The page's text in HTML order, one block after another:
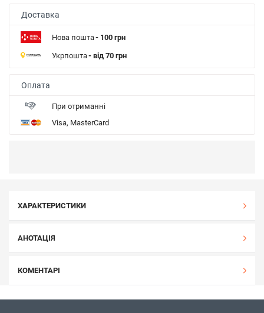
Доставка
Нова пошта- 100 грн
Укрпошта- від 70 грн
Оплата
При отриманні
Visa, MasterCard
ХАРАКТЕРИСТИКИ
АНОТАЦІЯ
КОМЕНТАРІ